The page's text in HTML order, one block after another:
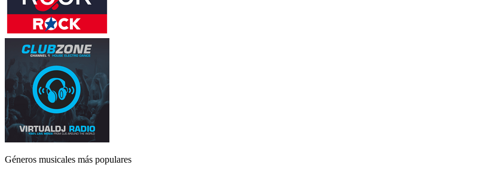
Géneros musicales más populares